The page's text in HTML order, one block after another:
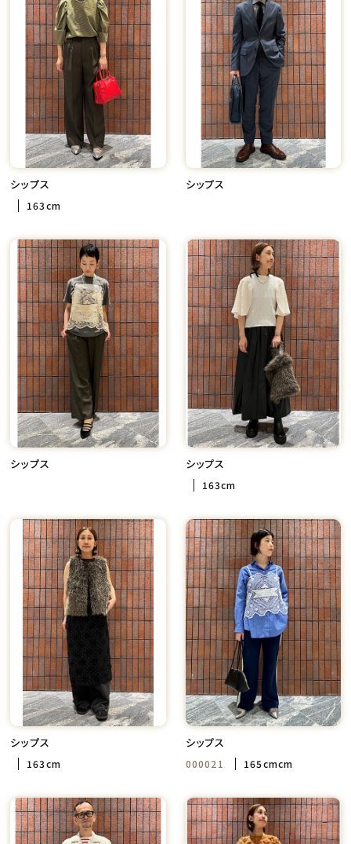
シップス
163cm
シップス
シップス シップス
163cm
シップス
163cm
シップス
000021 165cmcm